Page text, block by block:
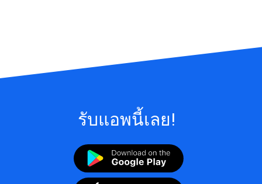
รับแอพนี้เลย!